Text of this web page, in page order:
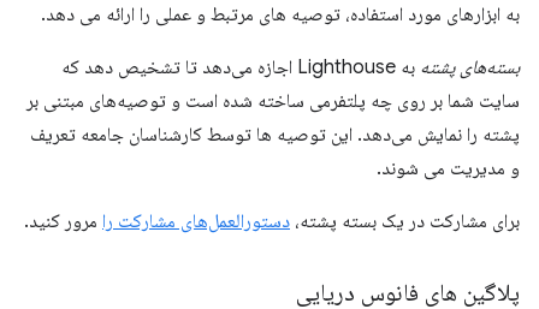
به ابزارهای مورد استفاده، توصیه های مرتبط و عملی را ارائه می دهد.
بسته‌های پشته
به Lighthouse اجازه می‌دهد تا تشخیص دهد که
سایت شما بر روی چه پلتفرمی ساخته شده است و توصیه‌های مبتنی بر
پشته را نمایش می‌دهد. این توصیه ها توسط کارشناسان جامعه تعریف
و مدیریت می شوند.
برای مشارکت در یک بسته پشته، دستورالعمل‌های مشارکت را مرور کنید.
پلاگین های فانوس دریایی